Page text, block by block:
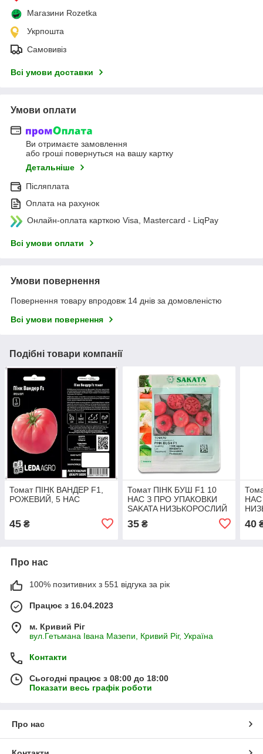
Магазини Rozetka
Укрпошта
Самовивіз
Всі умови доставки
Умови оплати
Ви отримаєте замовлення
або гроші повернуться на вашу картку
Детальніше
Післяплата
Оплата на рахунок
Онлайн-оплата карткою Visa, Mastercard - LiqPay
Всі умови оплати
Умови повернення
Повернення товару впродовж 14 днів за домовленістю
Всі умови повернення
Подібні товари компанії
Томат ПІНК ВАНДЕР F1,
РОЖЕВИЙ, 5 НАС
45 ₴
Томат ПІНК БУШ F1 10
НАС З ПРО УПАКОВКИ
SAKATA НИЗЬКОРОСЛИЙ
35₴
НАС
40
Про нас
100% позитивних з 551 відгука за рік
Працює з 16.04.2023
м. Кривий Ріг
вул.Гетьмана Івана Мазепи, Кривий Ріг, Україна
Контакти
Сьогодні працює з 08:00 до 18:00
Показати весь графік роботи
Про нас